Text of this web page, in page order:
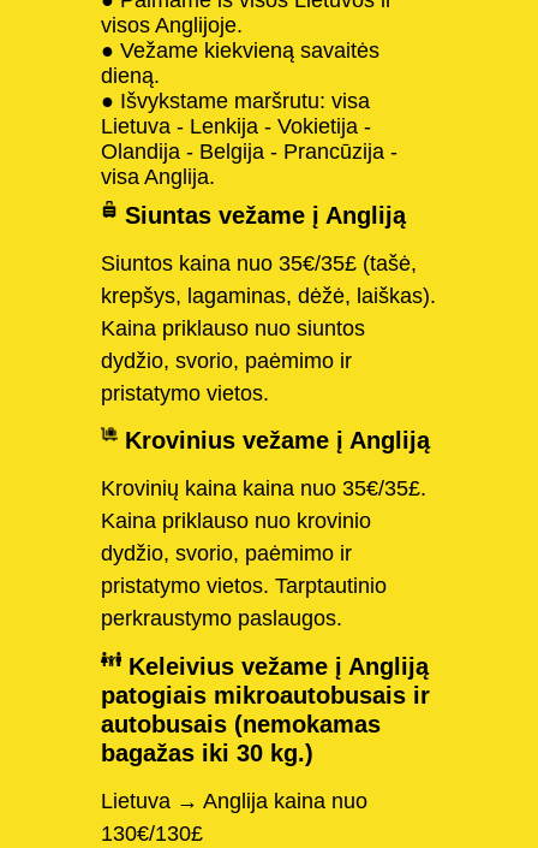
visos Anglijoje.
● Vežame kiekvieną savaitės
dieną.
● Išvykstame maršrutu: visa
Lietuva - Lenkija - Vokietija -
Olandija - Belgija - Prancūzija -
visa Anglija.
Siuntas vežame į Angliją
Siuntos kaina nuo 35€/35£ (tašė,
krepšys, lagaminas, dėžė, laiškas).
Kaina priklauso nuo siuntos
dydžio, svorio, paėmimo ir
pristatymo vietos.
Krovinius vežame į Angliją
Krovinių kaina kaina nuo 35€/35£.
Kaina priklauso nuo krovinio
dydžio, svorio, paėmimo ir
pristatymo vietos. Tarptautinio
perkraustymo paslaugos.
Keleivius vežame į Angliją
patogiais mikroautobusais ir
autobusais (nemokamas
bagažas iki 30 kg.)
Lietuva → Anglija kaina nuo
130€/130£